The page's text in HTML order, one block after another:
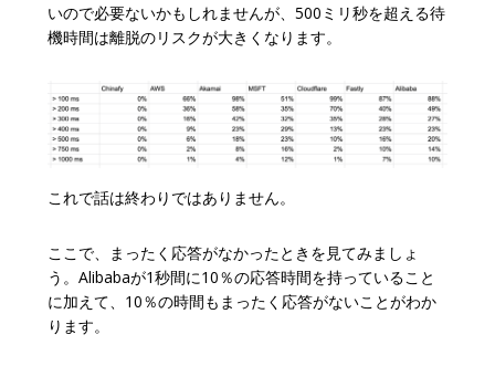
いので必要ないかもしれませんが、500ミリ秒を超える待
機時間は離脱のリスクが大きくなります。
これで話は終わりではありません。
ここで、まったく応答がなかったときを見てみましょ
う。Alibabaが1秒間に10％の応答時間を持っていること
に加えて、10％の時間もまったく応答がないことがわか
ります。